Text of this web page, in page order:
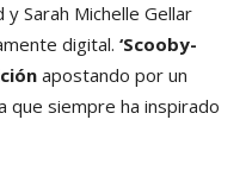
Sarah Michelle Gellar
digital. ‘Scooby-
apostando por un
que siempre ha inspirado